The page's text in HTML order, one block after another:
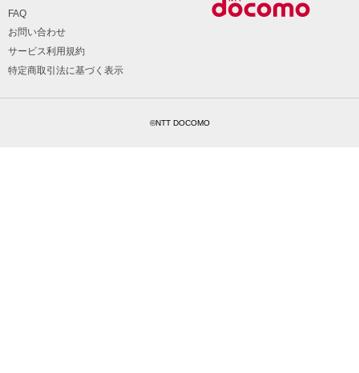
FAQ
お問い合わせ
サービス利用規約
特定商取引法に基づく表示
©NTT DOCOMO